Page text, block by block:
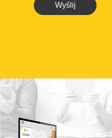
Wyślij